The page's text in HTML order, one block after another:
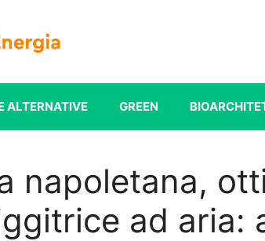
ALTERNATIVE GREEN
napoletana,
ad aria: